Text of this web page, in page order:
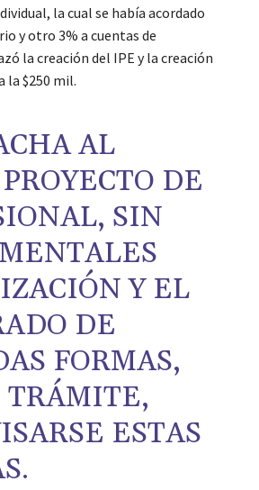
la cual se había acordado
y otro 3% a cuentas de
la creación del IPE y la creación
la $250 mil.
AL
DE
SIN
Y EL
DE
FORMAS,
TRÁMITE,
ESTAS